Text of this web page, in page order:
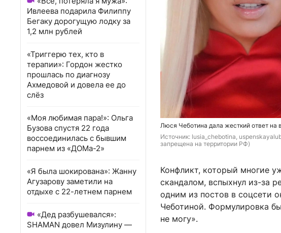
Ивлеева подарила Филиппу
Бегаку дорогущую лодку за
1,2 млн рублей
«Триггерю тех, кто в
терапии»: Гордон жестко
прошлась по диагнозу
Ахмедовой и довела ее до
слёз
«Моя любимая пара!»: Ольга
Бузова спустя 22 года
воссоединилась с бывшим
парнем из «ДОМа-2»
«Я была шокирована»: Жанну
Агузарову заметили на
отдыхе с 22-летнем парнем
«Дед разбушевался»:
SHAMAN довел Мизулину —
Люся Чеботина дала жесткий ответ на
Источник: lusia_chebotina,
запрещена на территории РФ)
Конфликт, который многие
скандалом, вспыхнул из-за
одним из постов в соцсети
Чеботиной. Формулировка
не могу».